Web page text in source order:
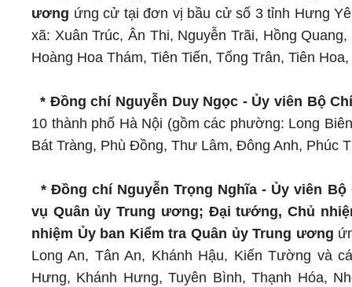
ương ứng cử tại đơn vị bầu cử số 3 tỉnh Hưng
xã: Xuân Trúc, Ân Thi, Nguyễn Trãi, Hồng
Hoàng Hoa Thám, Tiên Tiến, Tống Trân, Tiên
* Đồng chí Nguyễn Duy Ngọc - Ủy viên Bộ
10 thành phố Hà Nội (gồm các phường: Long
Bát Tràng, Phù Đồng, Thư Lâm, Đông Anh, Phúc
* Đồng chí Nguyễn Trọng Nghĩa - Ủy viên
vụ Quân ủy Trung ương; Đại tướng, Chủ
nhiệm Ủy ban Kiểm tra Quân ủy Trung ương
Long An, Tân An, Khánh Hậu, Kiến Tường và
Hưng, Khánh Hưng, Tuyên Bình, Thạnh Hóa,